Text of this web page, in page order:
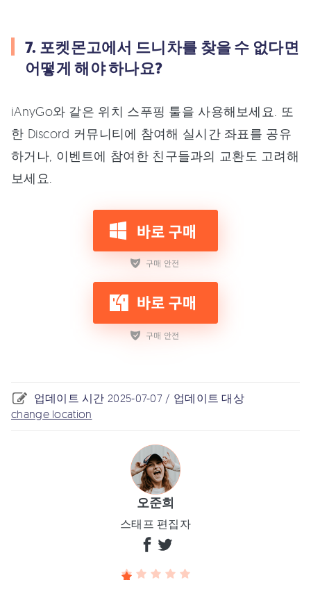
7. 포켓몬고에서 드니차를 찾을 수 없다면
어떻게 해야 하나요?
iAnyGo와 같은 위치 스푸핑 툴을 사용해보세요. 또
한 Discord 커뮤니티에 참여해 실시간 좌표를 공유
하거나, 이벤트에 참여한 친구들과의 교환도 고려해
보세요.
업데이트 시간 2025-07-07 / 업데이트 대상
change location
오준희
스태프 편집자